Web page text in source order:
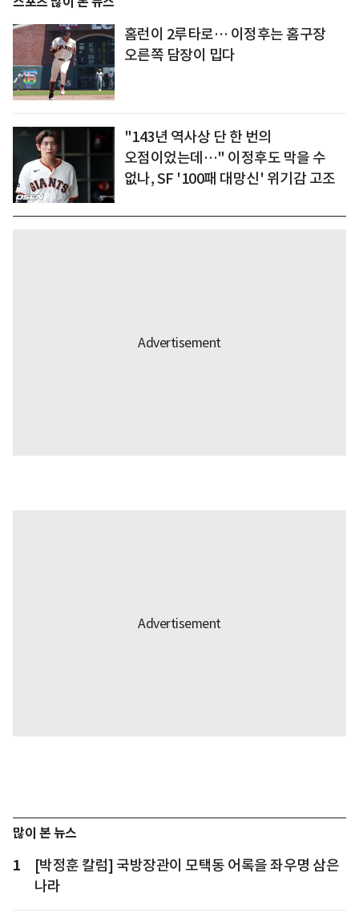
홈런이 2루타로… 이정후는 홈구장
오른쪽 담장이 밉다
"143년 역사상 단 한 번의
오점이었는데…" 이정후도 막을 수
없나, SF '100패 대망신' 위기감 고조
많이 본 뉴스
1
[박정훈 칼럼] 국방장관이 모택동 어록을 좌우명 삼은
나라